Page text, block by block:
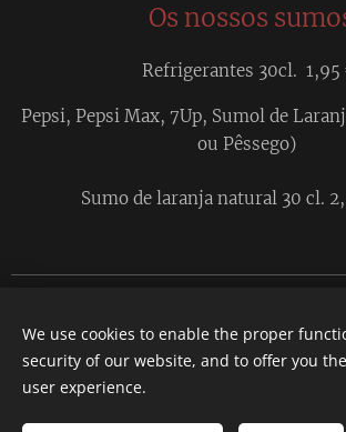
Os nossos
Refrigerantes 30cl. 1,95
Pepsi, Pepsi Max, 7Up, Sumol de
ou Pêssego)
Sumo de laranja natural 30 cl.
Tel. 282 077 794
Languages
We use cookies to enable the proper
security of our website, and to offer you
user experience.